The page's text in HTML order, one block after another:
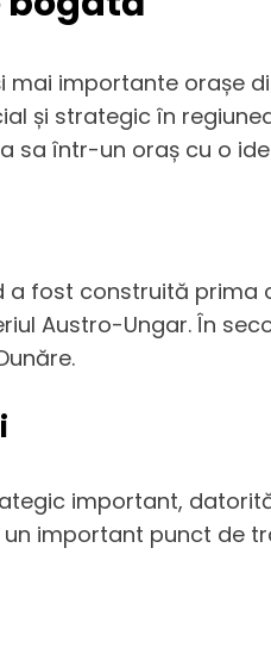
mai importante orașe
și strategic în
sa într-un oraș cu o
a fost construită
Austro-Ungar. În
important,
important punct de